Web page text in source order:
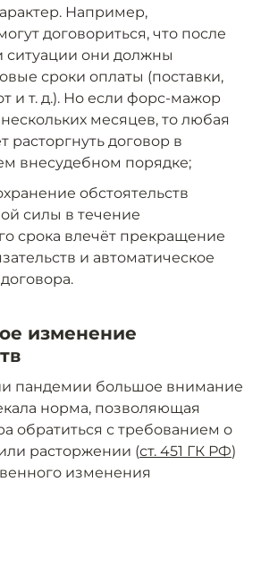
Например,
договориться, что после
ситуации они должны
сроки оплаты (поставки,
и т. д.). Но если форс-мажор
месяцев, то любая
расторгнуть договор в
внесудебном порядке;
обстоятельств
силы в течение
срока влечёт прекращение
и автоматическое
изменение
пандемии большое внимание
норма, позволяющая
обратиться с требованием о
расторжении (ст. 451 ГК РФ)
изменения